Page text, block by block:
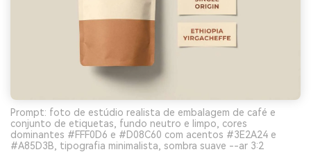
Prompt: foto de estúdio realista de embalagem de café e
conjunto de etiquetas, fundo neutro e limpo, cores
dominantes #FFF0D6 e #D08C60 com acentos #3E2A24 e
#A85D3B, tipografia minimalista, sombra suave --ar 3:2